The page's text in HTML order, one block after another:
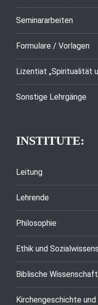
Seminararbeiten
Formulare / Vorlagen
Lizentiat „Spiritualität
Sonstige Lehrgänge
INSTITUTE:
Leitung
Lehrende
Philosophie
Ethik und
Biblische
Kirchengeschichte